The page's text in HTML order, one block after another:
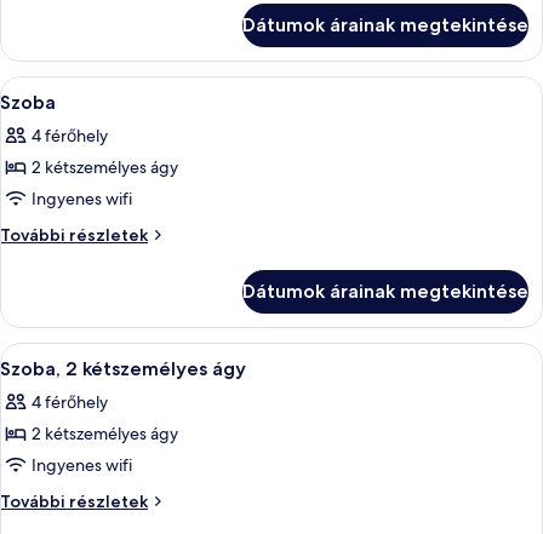
Dátumok árainak megtekintése
A
következő
szoba
összes
képének
megtekintése:
Egy üveg homlokzattal rendelkező
1
Szoba
4 férőhely
2 kétszemélyes ágy
Ingyenes wifi
További részletek
Szoba
Dátumok árainak megtekintése
A
következő
szoba
összes
képének
megtekintése:
Egy modern fürőszoba, amelyben
2
Szoba, 2 kétszemélyes ágy
4 férőhely
2 kétszemélyes ágy
Ingyenes wifi
További részletek
Szoba,